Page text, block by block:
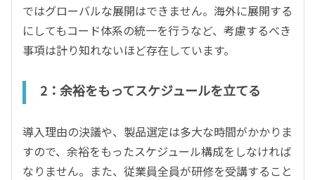
ではグローバルな展開はできません。海外に展開する
にしてもコード体系の統一を行うなど、考慮するべき
事項は計り知れないほど存在しています。
2：余裕をもってスケジュールを立てる
導入理由の決議や、製品選定は多大な時間がかかりま
すので、余裕をもったスケジュール構成をしなければ
なりません。また、従業員全員が研修を受講すること